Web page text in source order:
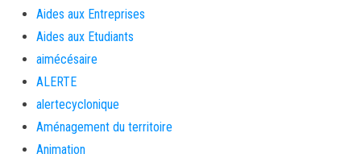
Aides aux Entreprises
Aides aux Etudiants
aimécésaire
ALERTE
alertecyclonique
Aménagement du territoire
Animation